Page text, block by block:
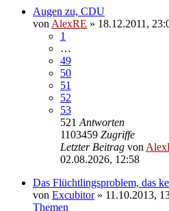
Augen zu, CDU
von AlexRE » 18.12.2011,
1
…
49
50
51
52
53
521 Antworten
1103459 Zugriffe
Letzter Beitrag von
02.08.2026, 12:58
Das Flüchtlingsproblem, das
von Excubitor» 11.10.2013,
Themen